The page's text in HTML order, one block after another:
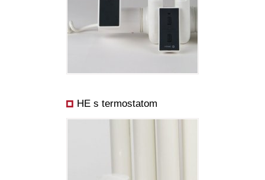
HE s termostatom